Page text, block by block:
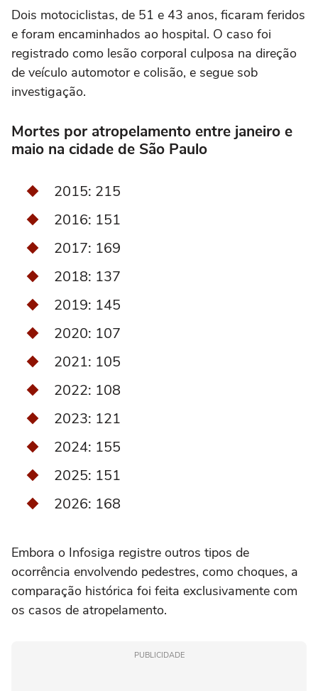
Dois motociclistas, de 51 e 43 anos, ficaram feridos
e foram encaminhados ao hospital. O caso foi
registrado como lesão corporal culposa na direção
de veículo automotor e colisão, e segue sob
investigação.
Mortes por atropelamento entre janeiro e
maio na cidade de São Paulo
2015: 215
2016: 151
2017: 169
2018: 137
2019: 145
2020: 107
2021: 105
2022: 108
2023: 121
2024: 155
2025: 151
2026: 168
Embora o Infosiga registre outros tipos de
ocorrência envolvendo pedestres, como choques, a
comparação histórica foi feita exclusivamente com
os casos de atropelamento.
PUBLICIDADE